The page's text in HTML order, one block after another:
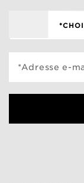
*Adresse e-